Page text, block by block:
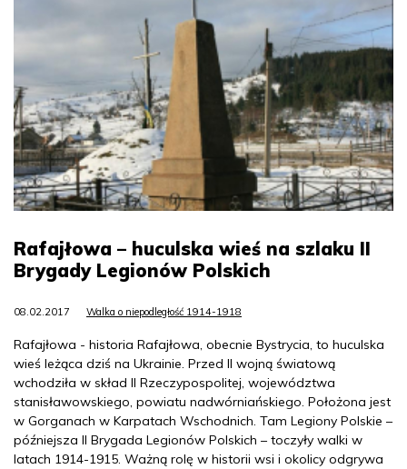
Rafajłowa – huculska wieś na szlaku II
Brygady Legionów Polskich
08.02.2017 Walka o niepodległość 1914-1918
Rafajłowa - historia Rafajłowa, obecnie Bystrycia, to huculska
wieś leżąca dziś na Ukrainie. Przed II wojną światową
wchodziła w skład II Rzeczypospolitej, województwa
stanisławowskiego, powiatu nadwórniańskiego. Położona jest
w Gorganach w Karpatach Wschodnich. Tam Legiony Polskie –
późniejsza II Brygada Legionów Polskich – toczyły walki w
latach 1914-1915. Ważną rolę w historii wsi i okolicy odgrywa